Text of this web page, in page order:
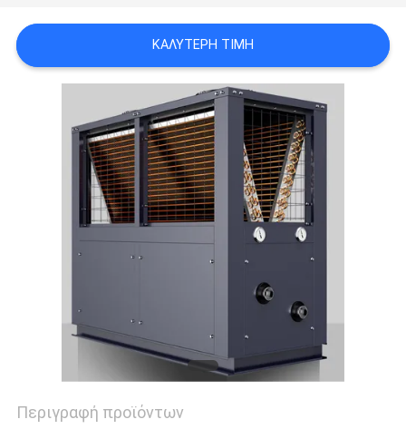
SITEMAP
ΑΠΟΡΡΉΤΟΥ
ΚΑΛΎΤΕΡΗ ΤΙΜΉ
Περιγραφή προϊόντων